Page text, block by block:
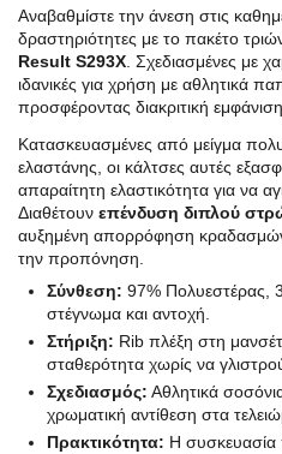
Αναβαθμίστε την άνεση στις
δραστηριότητες με το πακέτο
Result S293X . Σχεδιασμένες με
ιδανικές για χρήση με αθλητικά
προσφέροντας διακριτική
Κατασκευασμένες από μείγμα
ελαστάνης, οι κάλτσες αυτές
απαραίτητη ελαστικότητα για να
Διαθέτουν επένδυση διπλού
αυξημένη απορρόφηση
την προπόνηση.
Σύνθεση: 97% Πολυεστέρας,
στέγνωμα και αντοχή.
Στήριξη: Rib πλέξη στη
σταθερότητα χωρίς να
Σχεδιασμός: Αθλητικά
χρωματική αντίθεση στα
Πρακτικότητα: Η συσκευασία